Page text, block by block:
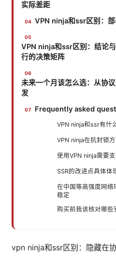
实际差距
VPN ninja和ssr区别：
VPN ninja和ssr区别：结论
行的决策矩阵
未来一个月该怎么选：从协
发
Frequently asked
VPN ninja和ssr有什
VPN ninja在抗封锁
使用VPN ninja需要
SSR的改进点具体体
在中国等高强度网络
稳定
购买前我该核对哪些
vpn ninja和ssr区别：隐藏在